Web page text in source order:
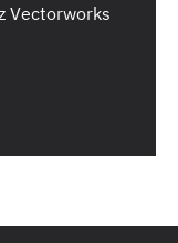
Vectorworks